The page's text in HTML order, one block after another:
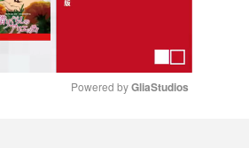
Powered by GliaStudios